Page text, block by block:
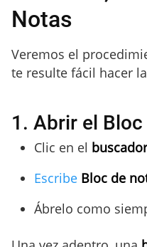
Notas
Veremos el
te resulte fácil hacer
1. Abrir el
Clic en el
Escribe Bloc de
Ábrelo como